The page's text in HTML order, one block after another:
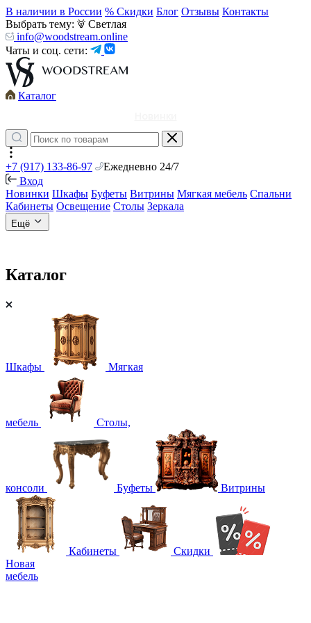
В наличии в России % Скидки Блог Отзывы Контакты
Выбрать тему:
Светлая
info@woodstream.online
Чаты и соц. сети:
Каталог
+7 (917) 133-86-97
Ежедневно 24/7
Вход
Новинки Шкафы Буфеты Витрины Мягкая мебель Спальни
Кабинеты Освещение Столы Зеркала
Ещё
Каталог
Шкафы Мягкая
мебель Столы,
консоли Буфеты Витрины
Кабинеты
Скидки
Новая
мебель